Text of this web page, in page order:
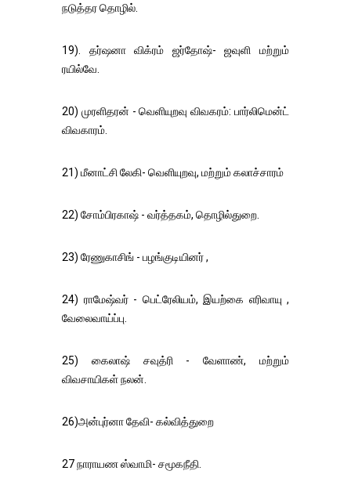
நடுத்தர தொழில்.
19). தர்ஷனா விக்ரம் ஜர்தோஷ்- ஜவுளி மற்றும்
ரயில்வே.
20) முரளிதரன் - வெளியுறவு விவகரம்: பார்லிமென்ட்
விவகாரம்.
21) மீனாட்சி லேகி- வெளியுறவு, மற்றும் கலாச்சாரம்
22) சோம்பிரகாஷ் - வர்த்தகம், தொழில்துறை.
23) ரேணுகாசிங் - பழங்குடியினர் ,
24) ராமேஷ்வர் - பெட்ரேலியம், இயற்கை எரிவாயு ,
வேலைவாய்ப்பு.
25) கைலாஷ் சவுத்ரி - வேளாண், மற்றும்
விவசாயிகள் நலன்.
26)அன்புர்னா தேவி- கல்வித்துறை
27 நாராயண ஸ்வாமி- சமூகநீதி.